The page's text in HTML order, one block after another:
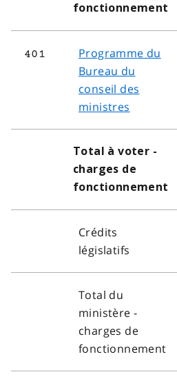
fonctionnement
401
Programme du
Bureau du
conseil des
ministres
Total à voter -
charges de
fonctionnement
Crédits
législatifs
Total du
ministère -
charges de
fonctionnement